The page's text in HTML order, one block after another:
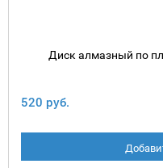
Диск алмазный по
520 руб.